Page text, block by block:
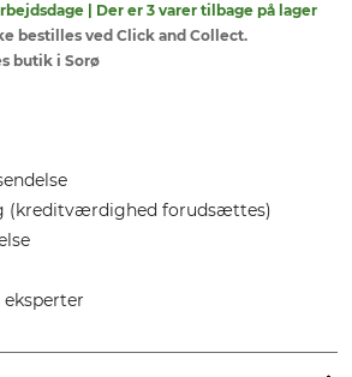
| Der er 3 varer tilbage på lager
bestilles ved Click and Collect.
butik i Sorø
(kreditværdighed forudsættes)